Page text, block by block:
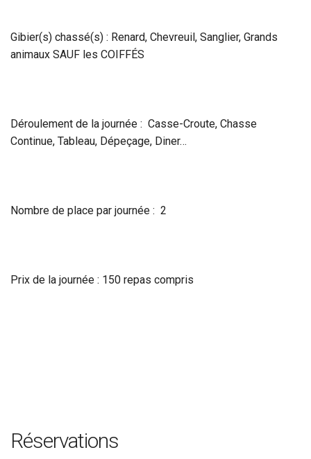
Gibier(s) chassé(s) : Renard, Chevreuil, Sanglier, Grands
animaux SAUF les COIFFÉS
Déroulement de la journée : Casse-Croute, Chasse
Continue, Tableau, Dépeçage, Diner…
Nombre de place par journée : 2
Prix de la journée : 150 repas compris
Réservations